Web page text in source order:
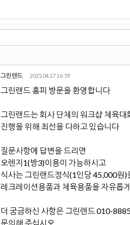
그린랜드 2025.04.17 16:59
그린랜드 홈피 방문을 환영합니다
그린랜드는 회사 단체의 워크샵 체육대
진행을 위해 최선을 다하고 있습니다
질문사항에 답변을 드리면
오렌지1(방3)이용이 가능하시고
식사는 그린랜드정식(1인당 45,000원)
레크레이션용품과 체육용품을 자유롭
더 궁금하신 사항은 그린랜드 010-
문의해 주십시오